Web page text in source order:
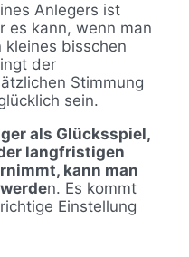
Anlegers ist
es kann, wenn man
kleines bisschen
der
Stimmung
sein.
als Glücksspiel,
langfristigen
kann man
n. Es kommt
Einstellung